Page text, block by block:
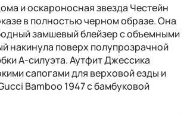
и оскароносная звезда Честейн
в полностью черном образе. Она
замшевый блейзер с объемными
накинула поверх полупрозрачной
А-силуэта. Аутфит Джессика
сапогами для верховой езды и
Bamboo 1947 с бамбуковой